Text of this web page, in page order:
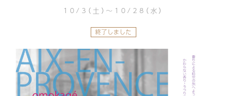
10/3（土）～10/28（水）
終了しました